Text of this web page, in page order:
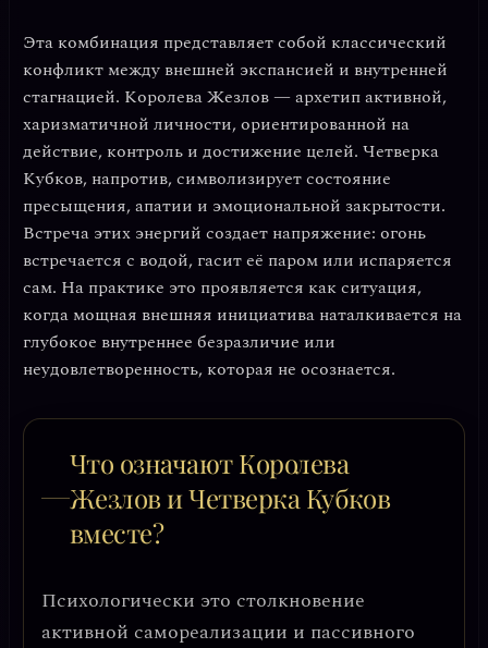
Эта комбинация представляет собой классический
конфликт между внешней экспансией и внутренней
стагнацией. Королева Жезлов — архетип активной,
харизматичной личности, ориентированной на
действие, контроль и достижение целей. Четверка
Кубков, напротив, символизирует состояние
пресыщения, апатии и эмоциональной закрытости.
Встреча этих энергий создает напряжение: огонь
встречается с водой, гасит её паром или испаряется
сам. На практике это проявляется как ситуация,
когда мощная внешняя инициатива наталкивается на
глубокое внутреннее безразличие или
неудовлетворенность, которая не осознается.
Что означают Королева
Жезлов и Четверка Кубков
вместе?
Психологически это столкновение
активной самореализации и пассивного